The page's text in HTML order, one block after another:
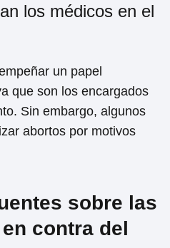
los médicos en el
un papel
que son los encargados
Sin embargo, algunos
abortos por motivos
sobre las
contra del